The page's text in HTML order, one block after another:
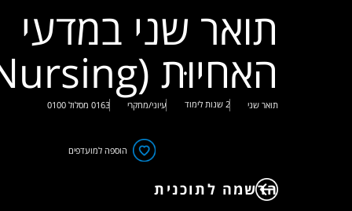
תואר שני במדעי
האחיוּת (Nursing)
תואר שני 2 שנות לימוד עיוני/מחקרי 0163 מסלול 0100
הוספה למועדפים
הרשמה לתוכנית